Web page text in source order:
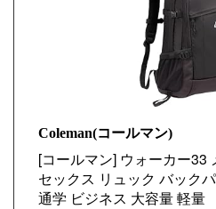
Coleman(コールマン)
[コールマン] ウォーカー33
セックス リュック バック
通学 ビジネス 大容量 軽量